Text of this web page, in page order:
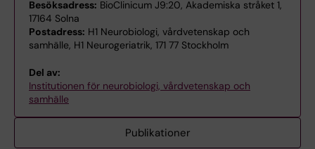
Besöksadress: BioClinicum J9:20, Akademiska stråket 1,
17164 Solna
Postadress: H1 Neurobiologi, vårdvetenskap och
samhälle, H1 Neurogeriatrik, 171 77 Stockholm
Del av:
Institutionen för neurobiologi, vårdvetenskap och
samhälle
Publikationer